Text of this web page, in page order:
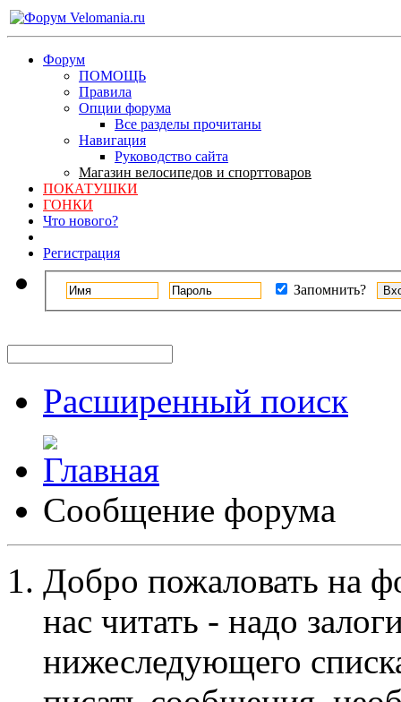
Форум
ПОМОЩЬ
Правила
Опции форума
Все разделы прочитаны
Навигация
Руководство сайта
Магазин велосипедов и спорттоваров
ПОКАТУШКИ
ГОНКИ
Что нового?
Регистрация
Запомнить?
Расширенный поиск
Сообщение форума
Добро пожаловать на
нас читать - надо
нижеследующего